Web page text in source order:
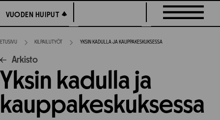
suoraan
sisältöön
VUODEN HUIPUT
VUODEN HUIPUT
ETUSIVU KILPAILUTYÖT YKSIN KADULLA JA KAUPPAKESKUKSESSA
Arkisto
Yksin kadulla ja
kauppakeskuksessa